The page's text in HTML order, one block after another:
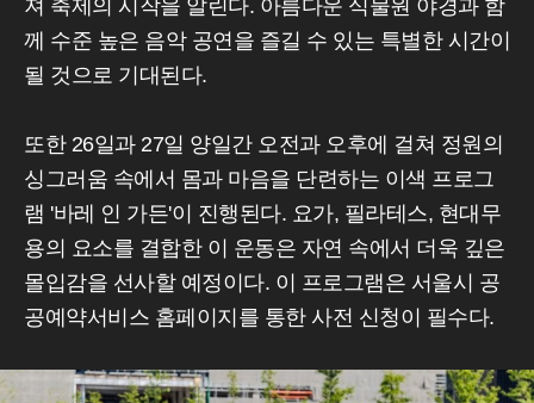
져 축제의 시작을 알린다. 아름다운 식물원 야경과 함
께 수준 높은 음악 공연을 즐길 수 있는 특별한 시간이
될 것으로 기대된다.
또한 26일과 27일 양일간 오전과 오후에 걸쳐 정원의
싱그러움 속에서 몸과 마음을 단련하는 이색 프로그
램 '바레 인 가든'이 진행된다. 요가, 필라테스, 현대무
용의 요소를 결합한 이 운동은 자연 속에서 더욱 깊은
몰입감을 선사할 예정이다. 이 프로그램은 서울시 공
공예약서비스 홈페이지를 통한 사전 신청이 필수다.